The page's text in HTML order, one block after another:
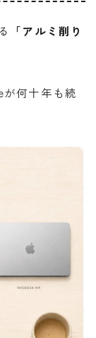
「アルミ削り
何十年も続